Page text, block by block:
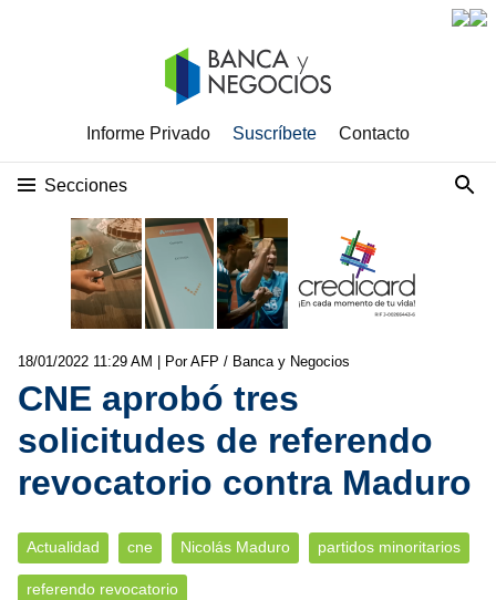
Informe Privado Suscríbete Contacto
Secciones
18/01/2022 11:29 AM | Por AFP / Banca y Negocios
CNE aprobó tres
solicitudes de referendo
revocatorio contra Maduro
Actualidad cne Nicolás Maduro partidos minoritarios
referendo revocatorio